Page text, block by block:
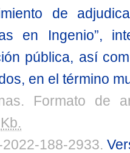
de
en Ingenio”,
pública, así
en el término
Formato de
Kb.
2022-188-2933.